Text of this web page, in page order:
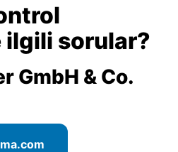
sorular?
GmbH & Co.